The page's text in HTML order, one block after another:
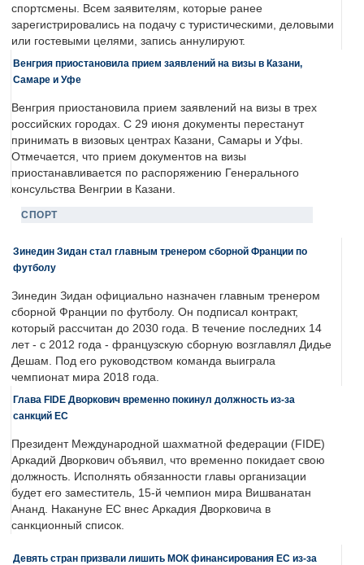
спортсмены. Всем заявителям, которые ранее
зарегистрировались на подачу с туристическими, деловыми
или гостевыми целями, запись аннулируют.
Венгрия приостановила прием заявлений на визы в Казани,
Самаре и Уфе
Венгрия приостановила прием заявлений на визы в трех
российских городах. С 29 июня документы перестанут
принимать в визовых центрах Казани, Самары и Уфы.
Отмечается, что прием документов на визы
приостанавливается по распоряжению Генерального
консульства Венгрии в Казани.
СПОРТ
Зинедин Зидан стал главным тренером сборной Франции по
футболу
Зинедин Зидан официально назначен главным тренером
сборной Франции по футболу. Он подписал контракт,
который рассчитан до 2030 года. В течение последних 14
лет - с 2012 года - французскую сборную возглавлял Дидье
Дешам. Под его руководством команда выиграла
чемпионат мира 2018 года.
Глава FIDE Дворкович временно покинул должность из-за
санкций ЕС
Президент Международной шахматной федерации (FIDE)
Аркадий Дворкович объявил, что временно покидает свою
должность. Исполнять обязанности главы организации
будет его заместитель, 15-й чемпион мира Вишванатан
Ананд. Накануне ЕС внес Аркадия Дворковича в
санкционный список.
Девять стран призвали лишить МОК финансирования ЕС из-за